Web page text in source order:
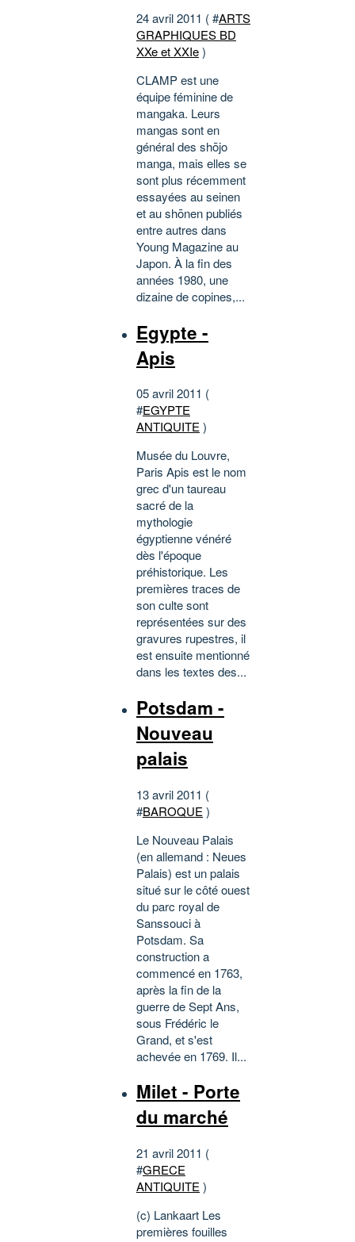
24 avril 2011 ( #ARTS
GRAPHIQUES BD
XXe et XXIe)
CLAMP est une
équipe féminine de
mangaka. Leurs
mangas sont en
général des shōjo
manga, mais elles se
sont plus récemment
essayées au seinen
et au shōnen publiés
entre autres dans
Young Magazine au
Japon. À la fin des
années 1980, une
dizaine de copines,...
Egypte -
Apis
05 avril 2011 (
#EGYPTE
ANTIQUITE)
Musée du Louvre,
Paris Apis est le nom
grec d'un taureau
sacré de la
mythologie
égyptienne vénéré
dès l'époque
préhistorique. Les
premières traces de
son culte sont
représentées sur des
gravures rupestres, il
est ensuite mentionné
dans les textes des...
Potsdam -
Nouveau
palais
13 avril 2011 (
#BAROQUE )
Le Nouveau Palais
(en allemand : Neues
Palais) est un palais
situé sur le côté ouest
du parc royal de
Sanssouci à
Potsdam. Sa
construction a
commencé en 1763,
après la fin de la
guerre de Sept Ans,
sous Frédéric le
Grand, et s'est
achevée en 1769. Il...
Milet - Porte
du marché
21 avril 2011 (
#GRECE
ANTIQUITE )
(c) Lankaart Les
premières fouilles